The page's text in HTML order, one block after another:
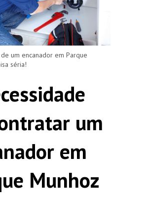
um encanador em Parque
séria!
um
em
Munhoz